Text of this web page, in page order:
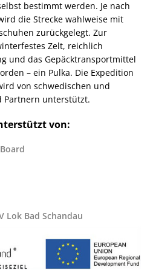
bestimmt werden. Je nach
die Strecke wahlweise mit
zurückgelegt. Zur
Zelt, reichlich
und das Gepäcktransportmittel
– ein Pulka. Die Expedition
von schwedischen und
Partnern unterstützt.
von:
Lok Bad Schandau